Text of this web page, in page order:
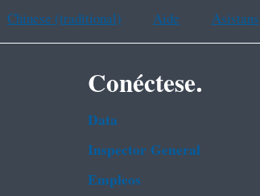
Chinese (traditional) Aide Asistans
Conéctese.
Data
Inspector General
Empleos